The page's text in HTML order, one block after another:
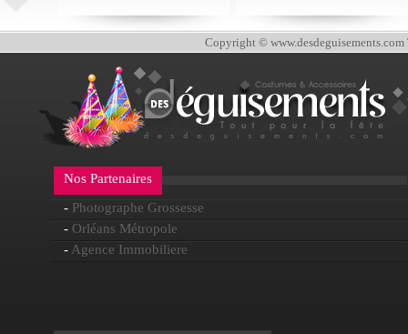
Copyright © www.desdeguisements.com
Nos Partenaires
- Photographe Grossesse
- Orléans Métropole
- Agence Immobiliere